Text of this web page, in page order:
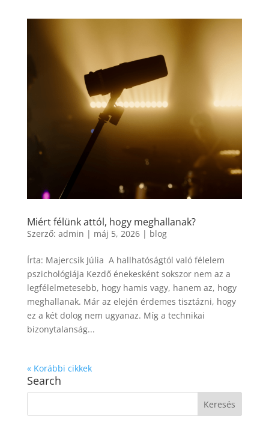
Miért félünk attól, hogy meghallanak?
Szerző: admin | máj 5, 2026| blog
Írta: Majercsik Júlia A hallhatóságtól való félelem
pszichológiája Kezdő énekesként sokszor nem az a
legfélelmetesebb, hogy hamis vagy, hanem az, hogy
meghallanak. Már az elején érdemes tisztázni, hogy
ez a két dolog nem ugyanaz. Míg a technikai
bizonytalanság...
« Korábbi cikkek
Search